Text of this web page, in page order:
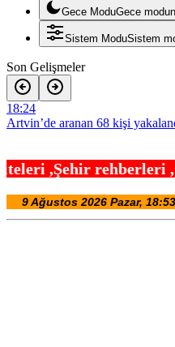
Gece ModuGece
Sistem ModuSistem
Son Gelişmeler
18:24
Artvin’de aranan 68 kişi
Aydın Kuyucak’ta ulaşım
18:12
Başkan Genç’ten Madur
rehberleri ,